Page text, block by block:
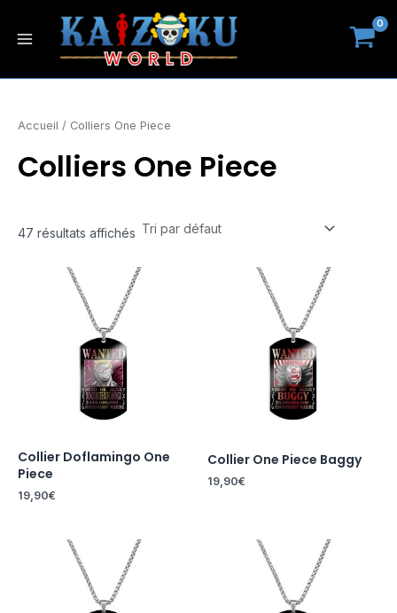
Menu
Accueil / Colliers One Piece
Colliers One Piece
47 résultats affichés
Collier Doflamingo One
Piece
19,90€
Collier One Piece Baggy
19,90€